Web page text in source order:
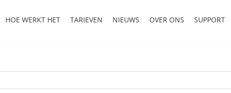
HOE WERKT HET TARIEVEN NIEUWS OVER ONS SUPPORT